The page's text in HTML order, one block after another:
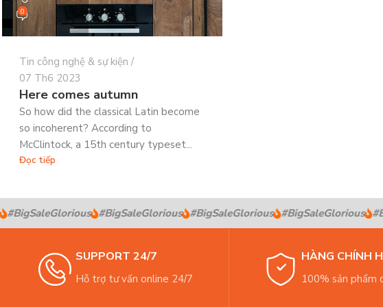
0
Tin công nghệ & sự kiện
07 Th6 2023
Here comes autumn
So how did the classical Latin become
so incoherent? According to
McClintock, a 15th century typeset...
Đọc tiếp
#BigSaleGlorious #BigSaleGlorious #BigSaleGlorious #BigSaleGlorious
SUPPORT 24/7
Hỗ trợ tư vấn online 24/7
HÀNG CHÍNH
100% sản phẩm